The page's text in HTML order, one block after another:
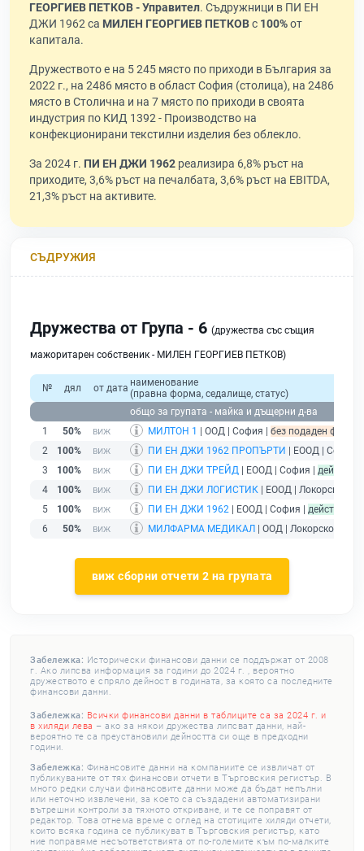
ГЕОРГИЕВ ПЕТКОВ - Управител. Съдружници в ПИ ЕН
ДЖИ 1962 са МИЛЕН ГЕОРГИЕВ ПЕТКОВс 100%от
капитала.
Дружеството е на 5 245 място по приходи в България за
2022 г., на 2486 място в област София (столица), на 2486
място в Столична и на 7 място по приходи в своята
индустрия по КИД 1392 - Производство на
конфекционирани текстилни изделия без облекло.
За 2024 г. ПИ ЕН ДЖИ 1962 реализира 6,8% ръст на
приходите, 3,6% ръст на печалбата, 3,6% ръст на EBITDA,
21,3% ръст на активите.
СЪДРУЖИЯ
Дружества от Група - 6 (дружества със същия
мажоритарен собственик - МИЛЕН ГЕОРГИЕВ ПЕТКОВ)
№ дял от дата наименование
(правна форма, седалище, статус)
общо за групата - майка и дъщерни д-ва
1
50% МИЛТОН 1 | ООД | София | без подаден
2
100% ПИ ЕН ДЖИ 1962 ПРОПЪРТИ
| ЕООД | София |
3
100% ПИ ЕН ДЖИ ТРЕЙД | ЕООД | София | действащ
4
100% ПИ ЕН ДЖИ ЛОГИСТИК | ЕООД | Локорско |
5
100% ПИ ЕН ДЖИ 1962 | ЕООД | София | действащ
6
50% МИЛФАРМА МЕДИКАЛ | ООД | Локорско |
виж сборни отчети 2 на групата
Забележка: Исторически финансови данни се поддържат от 2008
г. Ако липсва информация за години до 2024 г. , вероятно
дружеството е спряло дейност в годината, за която са последните
финансови данни.
Забележка: Всички финансови данни в таблиците са за 2024 г. и
в хиляди лева – ако за някои дружества липсват данни, най-
вероятно те са преустановили дейността си още в предходни
години.
Забележка: Финансовите данни на компаниите се извличат от
публикуваните от тях финансови отчети в Търговския регистър. В
много редки случаи финансовите данни може да бъдат непълни
или неточно извлечени, за което са създадени автоматизирани
вътрешни контроли за тяхното откриване, и те се поправят от
редактор. Това отнема време с оглед на стотиците хиляди отчети,
които всяка година се публикуват в Търговския регистър, като
ние поправяме несъответствията от по-големите към по-малките